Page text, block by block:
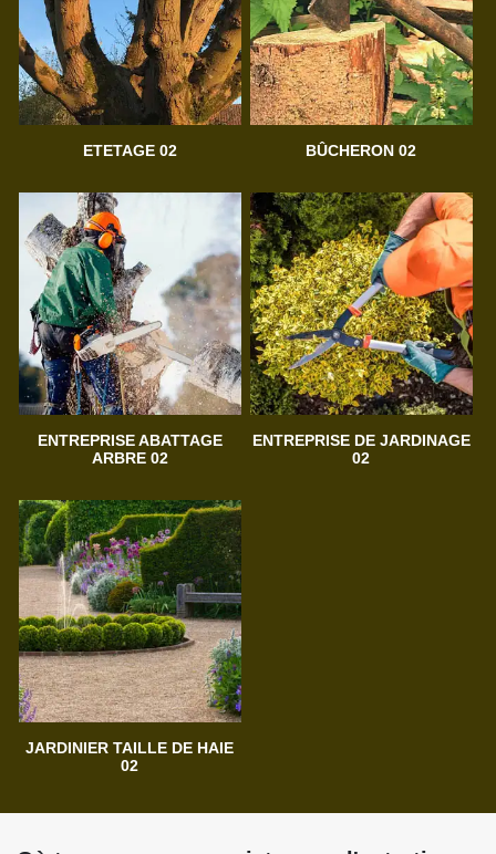
ETETAGE 02 BÛCHERON 02
ENTREPRISE ABATTAGE
ARBRE 02
ENTREPRISE DE JARDINAGE
02
JARDINIER TAILLE DE HAIE
02